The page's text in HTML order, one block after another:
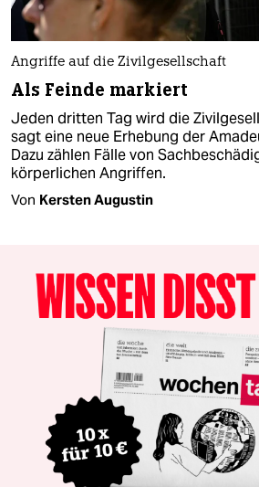
Angriffe auf die Zivilgesellschaft
Als Feinde markiert
Jeden dritten Tag wird die
sagt eine neue Erhebung der
Dazu zählen Fälle von
körperlichen Angriffen.
Von Kersten Augustin